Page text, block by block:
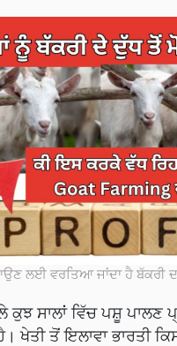
ਲਈ ਵਰਤਿਆ ਜਾਂਦਾ ਹੈ ਬੱਕਰੀ
ਕੁਝ ਸਾਲਾਂ ਵਿੱਚ ਪਸ਼ੂ ਪਾਲਣ
ਖੇਤੀ ਤੋਂ ਇਲਾਵਾ ਭਾਰਤੀ